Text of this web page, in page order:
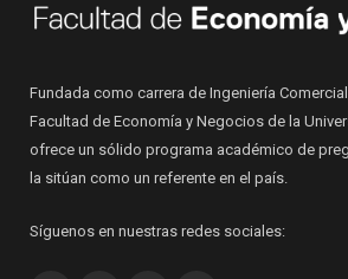
Fundada como carrera de Ingeniería
Facultad de Economía y Negocios de la
ofrece un sólido programa académico de
la sitúan como un referente en el país.
Síguenos en nuestras redes sociales: